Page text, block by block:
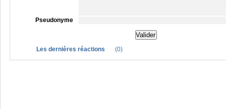
Pseudonyme
Les dernières réactions (0)